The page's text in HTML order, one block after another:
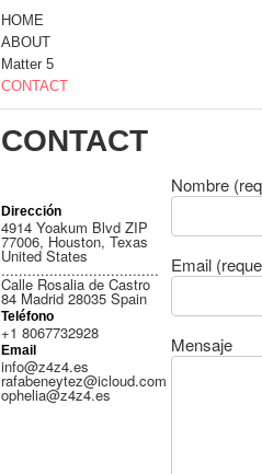
HOME
ABOUT
Matter 5
CONTACT
CONTACT
Dirección
4914 Yoakum Blvd ZIP
77006, Houston, Texas
United States
....................................
Calle Rosalia de Castro
84 Madrid 28035 Spain
Teléfono
+1 8067732928
Email
info@z4z4.es
rafabeneytez@icloud.com
ophelia@z4z4.es
Nombre
Email
Mensaje